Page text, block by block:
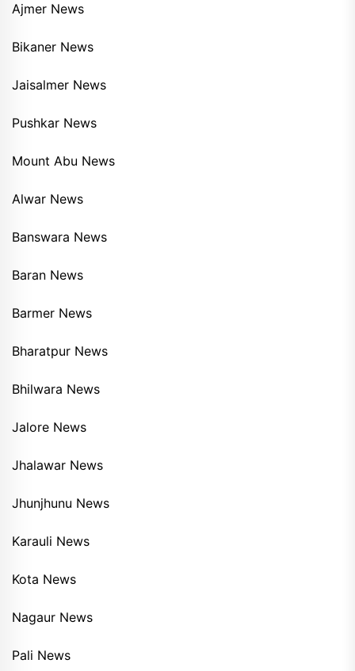
Ajmer News
Bikaner News
Jaisalmer News
Pushkar News
Mount Abu News
Alwar News
Banswara News
Baran News
Barmer News
Bharatpur News
Bhilwara News
Jalore News
Jhalawar News
Jhunjhunu News
Karauli News
Kota News
Nagaur News
Pali News